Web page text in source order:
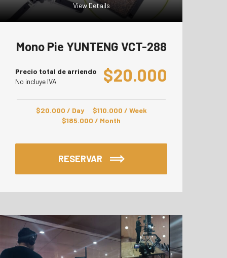
View Details
Mono Pie YUNTENG VCT-288
Precio total de arriendo
No incluye IVA
$20.000
$20.000 / Day $110.000 / Week
$185.000 / Month
RESERVAR